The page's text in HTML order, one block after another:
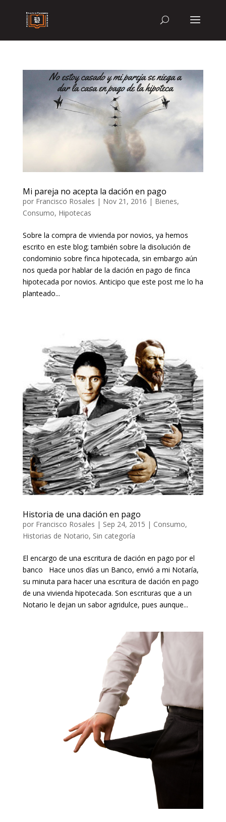
Mi pareja no acepta la dación en pago
por Francisco Rosales | Nov 21, 2016 | Bienes,
Consumo, Hipotecas
Sobre la compra de vivienda por novios, ya hemos
escrito en este blog; también sobre la disolución de
condominio sobre finca hipotecada, sin embargo aún
nos queda por hablar de la dación en pago de finca
hipotecada por novios. Anticipo que este post me lo ha
planteado...
Historia de una dación en pago
por Francisco Rosales | Sep 24, 2015 | Consumo,
Historias de Notario, Sin categoría
El encargo de una escritura de dación en pago por el
banco Hace unos días un Banco, envió a mi Notaría,
su minuta para hacer una escritura de dación en pago
de una vivienda hipotecada. Son escrituras que a un
Notario le dejan un sabor agridulce, pues aunque...